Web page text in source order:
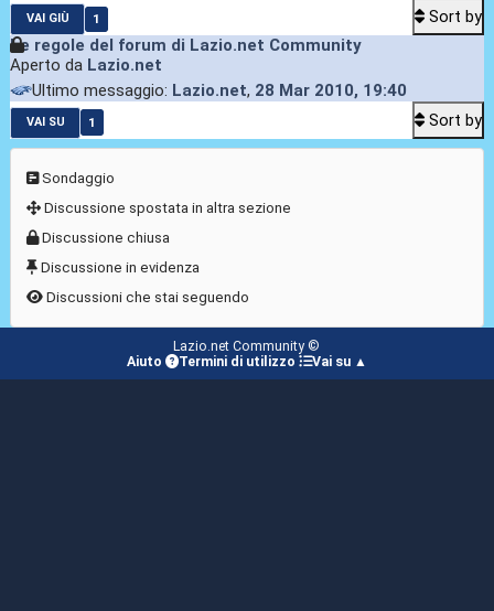
VAI GIÙ 1
Sort by
Le regole del forum di Lazio.net Community
Aperto da Lazio.net
Ultimo messaggio: Lazio.net, 28 Mar 2010, 19:40
VAI SU 1 Sort by
Sondaggio
Discussione spostata in altra sezione
Discussione chiusa
Discussione in evidenza
Discussioni che stai seguendo
Lazio.net Community ©
Aiuto
Termini di utilizzo Vai su ▲